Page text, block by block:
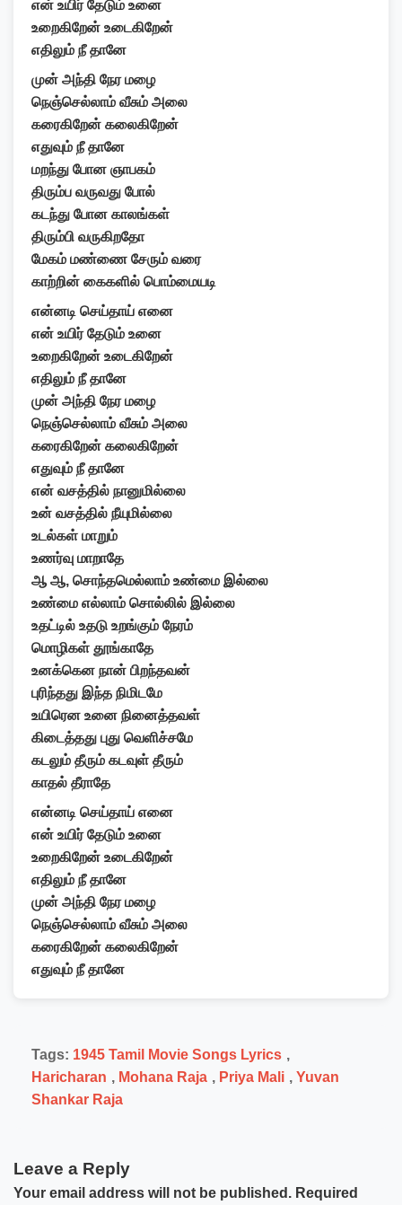
என் உயிர் தேடும் உனை
உறைகிறேன் உடைகிறேன்
எதிலும் நீ தானே
முன் அந்தி நேர மழை
நெஞ்செல்லாம் வீசும் அலை
கரைகிறேன் கலைகிறேன்
எதுவும் நீ தானே
மறந்து போன ஞாபகம்
திரும்ப வருவது போல்
கடந்து போன காலங்கள்
திரும்பி வருகிறதோ
மேகம் மண்ணை சேரும் வரை
காற்றின் கைகளில் பொம்மையடி
என்னடி செய்தாய் எனை
என் உயிர் தேடும் உனை
உறைகிறேன் உடைகிறேன்
எதிலும் நீ தானே
முன் அந்தி நேர மழை
நெஞ்செல்லாம் வீசும் அலை
கரைகிறேன் கலைகிறேன்
எதுவும் நீ தானே
என் வசத்தில் நானுமில்லை
உன் வசத்தில் நீயுமில்லை
உடல்கள் மாறும்
உணர்வு மாறாதே
ஆ ஆ, சொந்தமெல்லாம் உண்மை இல்லை
உண்மை எல்லாம் சொல்லில் இல்லை
உதட்டில் உதடு உறங்கும் நேரம்
மொழிகள் தூங்காதே
உனக்கென நான் பிறந்தவன்
புரிந்தது இந்த நிமிடமே
உயிரென உனை நினைத்தவள்
கிடைத்தது புது வெளிச்சமே
கடலும் தீரும் கடவுள் தீரும்
காதல் தீராதே
என்னடி செய்தாய் எனை
என் உயிர் தேடும் உனை
உறைகிறேன் உடைகிறேன்
எதிலும் நீ தானே
முன் அந்தி நேர மழை
நெஞ்செல்லாம் வீசும் அலை
கரைகிறேன் கலைகிறேன்
எதுவும் நீ தானே
Tags: 1945 Tamil Movie Songs Lyrics ,
Haricharan , Mohana Raja , Priya Mali , Yuvan
Shankar Raja
Leave a Reply
Your email address will not be published. Required